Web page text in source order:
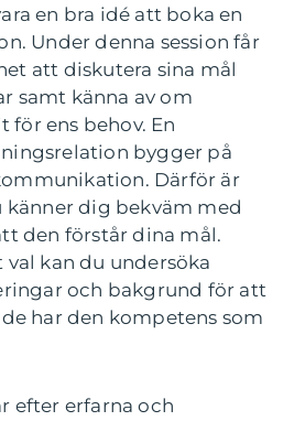
en bra idé att boka en
Under denna session får
att diskutera sina mål
samt känna av om
för ens behov. En
bygger på
Därför är
dig bekväm med
den förstår dina mål.
kan du undersöka
och bakgrund för att
har den kompetens som
efter erfarna och